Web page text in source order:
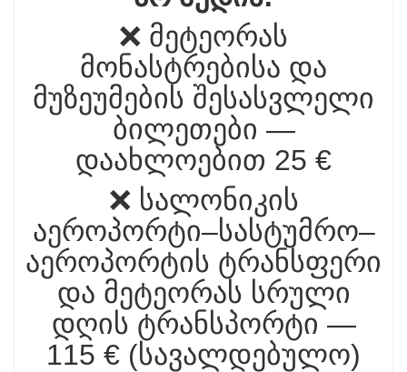
❌ მეტეორას
მონასტრებისა და
მუზეუმების შესასვლელი
ბილეთები —
დაახლოებით 25 €
❌ სალონიკის
აეროპორტი–სასტუმრო–
აეროპორტის ტრანსფერი
და მეტეორას სრული
დღის ტრანსპორტი —
115 € (სავალდებულო)